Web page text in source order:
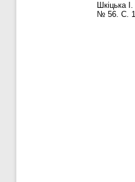
Шкіцька
№ 56. С.